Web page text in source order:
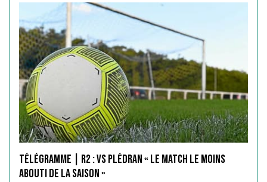
Télégramme | R2 : vs Plédran « le match le moins
abouti de la saison »